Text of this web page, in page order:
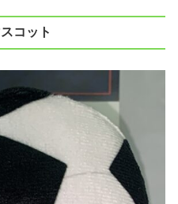
コット